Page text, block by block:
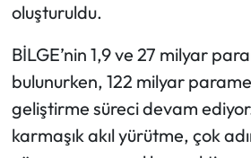
oluşturuldu.
BİLGE’nin 1,9 ve 27 milyar
bulunurken, 122 milyar
geliştirme süreci devam
karmaşık akıl yürütme, çok